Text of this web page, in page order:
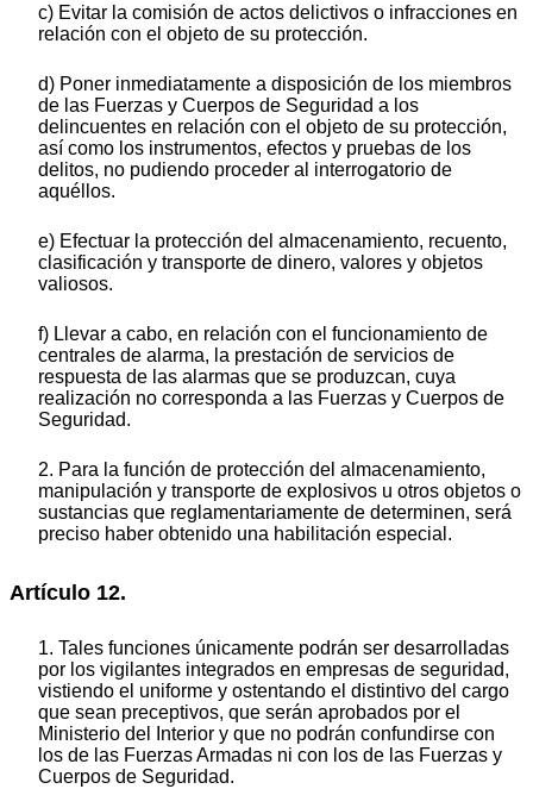
c) Evitar la comisión de actos delictivos o infracciones en
relación con el objeto de su protección.
d) Poner inmediatamente a disposición de los miembros
de las Fuerzas y Cuerpos de Seguridad a los
delincuentes en relación con el objeto de su protección,
así como los instrumentos, efectos y pruebas de los
delitos, no pudiendo proceder al interrogatorio de
aquéllos.
e) Efectuar la protección del almacenamiento, recuento,
clasificación y transporte de dinero, valores y objetos
valiosos.
f) Llevar a cabo, en relación con el funcionamiento de
centrales de alarma, la prestación de servicios de
respuesta de las alarmas que se produzcan, cuya
realización no corresponda a las Fuerzas y Cuerpos de
Seguridad.
2. Para la función de protección del almacenamiento,
manipulación y transporte de explosivos u otros objetos o
sustancias que reglamentariamente de determinen, será
preciso haber obtenido una habilitación especial.
Artículo 12.
1. Tales funciones únicamente podrán ser desarrolladas
por los vigilantes integrados en empresas de seguridad,
vistiendo el uniforme y ostentando el distintivo del cargo
que sean preceptivos, que serán aprobados por el
Ministerio del Interior y que no podrán confundirse con
los de las Fuerzas Armadas ni con los de las Fuerzas y
Cuerpos de Seguridad.